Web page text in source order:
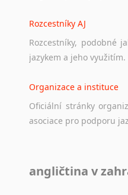
Rozcestníky AJ
Rozcestníky, podobné
jazykem a jeho využitím.
Organizace a instituce
Oficiální stránky
asociace pro podporu
Ať už se jedná o česká
angličtina v